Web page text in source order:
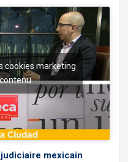
cookies marketing
mexicain